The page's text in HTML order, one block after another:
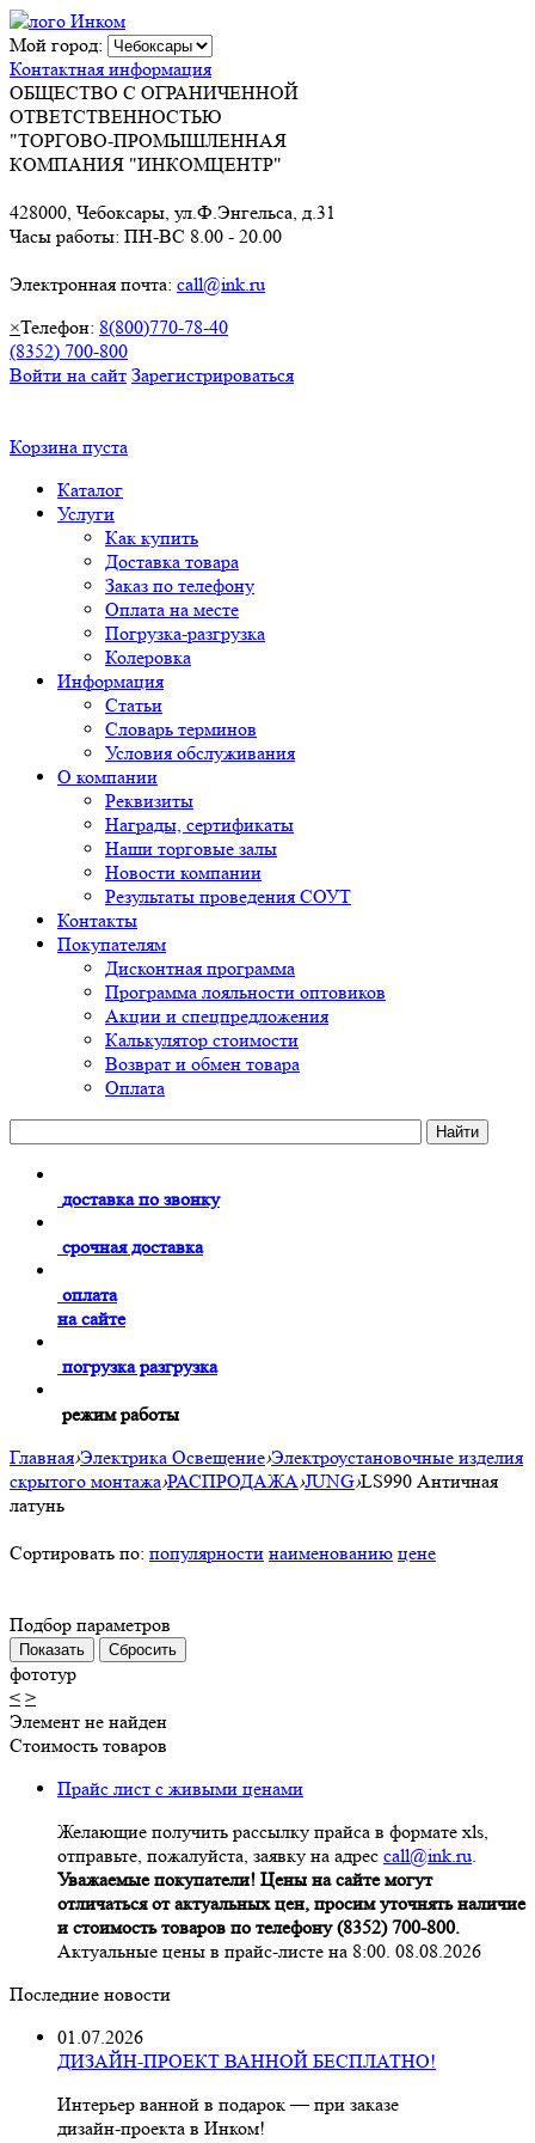
Мой город:
Контактная информация
ОБЩЕСТВО С ОГРАНИЧЕННОЙ
ОТВЕТСТВЕННОСТЬЮ
"ТОРГОВО-ПРОМЫШЛЕННАЯ
КОМПАНИЯ "ИНКОМЦЕНТР"
428000, Чебоксары, ул.Ф.Энгельса, д.31
Часы работы: ПН-ВС 8.00 - 20.00
Электронная почта: call@ink.ru
×Телефон: 8(800)770-78-40
(8352) 700-800
Войти на сайт Зарегистрироваться
Корзина пуста
Каталог
Услуги
Как купить
Доставка товара
Заказ по телефону
Оплата на месте
Погрузка-разгрузка
Колеровка
Информация
Статьи
Словарь терминов
Условия обслуживания
О компании
Реквизиты
Награды, сертификаты
Наши торговые залы
Новости компании
Результаты проведения СОУТ
Контакты
Покупателям
Дисконтная программа
Программа лояльности оптовиков
Акции и спецпредложения
Калькулятор стоимости
Возврат и обмен товара
Оплата
доставка по звонку
срочная доставка
оплата
на сайте
погрузка разгрузка
режим работы
Главная›Электрика Освещение›Электроустановочные изделия
скрытого монтажа›РАСПРОДАЖА›JUNG›LS990 Античная
латунь
Сортировать по: популярности наименованию цене
Подбор параметров
фототур
< >
Элемент не найден
Стоимость товаров
Прайс лист с живыми ценами
Желающие получить рассылку прайса в формате xls,
отправьте, пожалуйста, заявку на адрес call@ink.ru.
Уважаемые покупатели! Цены на сайте могут
отличаться от актуальных цен, просим уточнять наличие
и стоимость товаров по телефону (8352) 700-800.
Актуальные цены в прайс-листе на 8:00. 08.08.2026
Последние новости
01.07.2026
ДИЗАЙН-ПРОЕКТ ВАННОЙ БЕСПЛАТНО!
Интерьер ванной в подарок — при заказе
дизайн‑проекта в Инком!